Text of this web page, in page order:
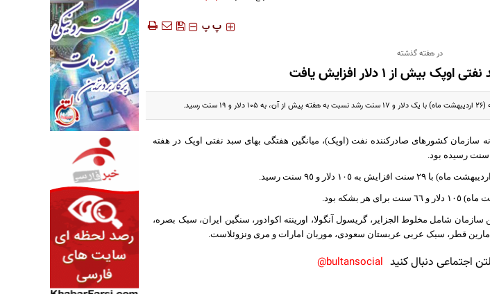
‍‍‍ پ پ
در هفته گذشته
بیش از ١ دلار افزایش یافت
سازمان کشورهای صادرکننده نفت (اوپک)، میانگین هفتگی بهای سبد نفتی اوپک در هفته
نفت خام اعضای این سازمان شامل مخلوط الجزایر، گریسول آنگولا، اورینته اکوادور، سنگین ایران، سبک بصره،
قطر، سبک عربی عربستان سعودی، موربان امارات و مری ونزوئلاست.
اجتماعی دنبال کنید bultansocial@